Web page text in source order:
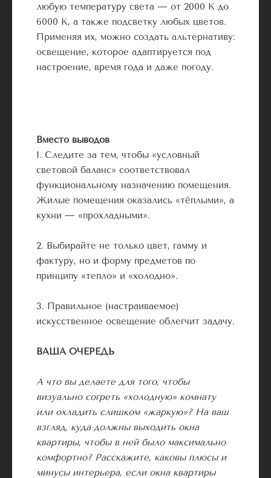
любую температуру света — от 2000 К до
6000 К, а также подсветку любых цветов.
Применяя их, можно создать альтернативу:
освещение, которое адаптируется под
настроение, время года и даже погоду.
Вместо выводов
1. Следите за тем, чтобы «условный
световой баланс» соответствовал
функциональному назначению помещения.
Жилые помещения оказались «тёплыми», а
кухни — «прохладными».
2. Выбирайте не только цвет, гамму и
фактуру, но и форму предметов по
принципу «тепло» и «холодно».
3. Правильное (настраиваемое)
искусственное освещение облегчит задачу.
ВАША ОЧЕРЕДЬ
А что вы делаете для того, чтобы
визуально согреть «холодную» комнату
или охладить слишком «жаркую»? На ваш
взгляд, куда должны выходить окна
квартиры, чтобы в ней было максимально
комфортно? Расскажите, каковы плюсы и
минусы интерьера, если окна квартиры